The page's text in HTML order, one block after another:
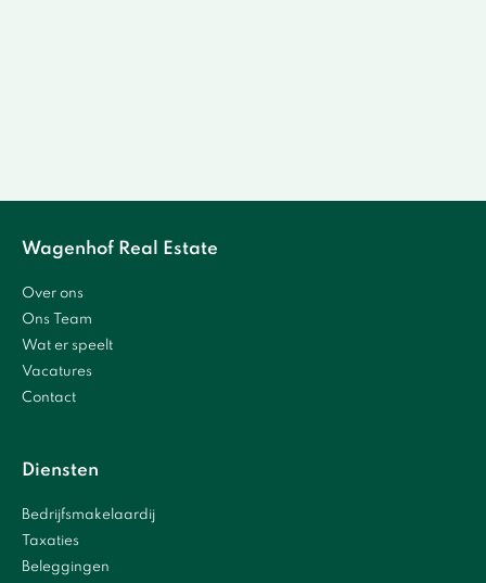
Wagenhof Real Estate
Over ons
Ons Team
Wat er speelt
Vacatures
Contact
Diensten
Bedrijfsmakelaardij
Taxaties
Beleggingen